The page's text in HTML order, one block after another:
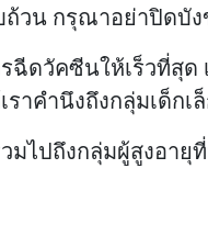
วน กรุณาอย่าปิดบัง
ฉีดวัคซีนให้เร็วที่สุ
ราคำนึงถึงกลุ่มเด็
มไปถึงกลุ่มผู้สูงอา